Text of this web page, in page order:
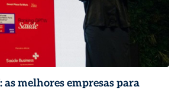
as melhores empresas para